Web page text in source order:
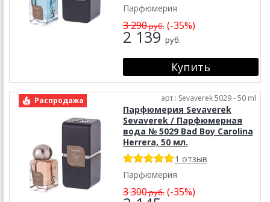
Парфюмерия
3 290руб.(-35%)
2 139 руб.
Распродажа арт.: Sevaverek 5029 - 50 ml
Парфюмерия Sevaverek
Sevaverek / Парфюмерная
вода № 5029 Bad Boy Carolina
Herrera, 50 мл.
1 отзыв
Парфюмерия
3 300руб.(-35%)